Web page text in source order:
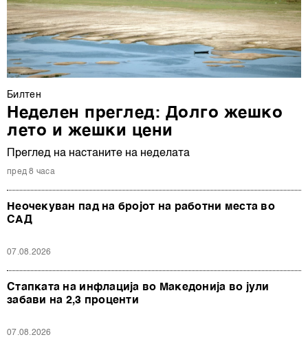
Билтен
Неделен преглед: Долго жешко
лето и жешки цени
Преглед на настаните на неделата
пред 8 часа
Неочекуван пад на бројот на работни места во
САД
07.08.2026
Стапката на инфлација во Македонија во јули
забави на 2,3 проценти
07.08.2026